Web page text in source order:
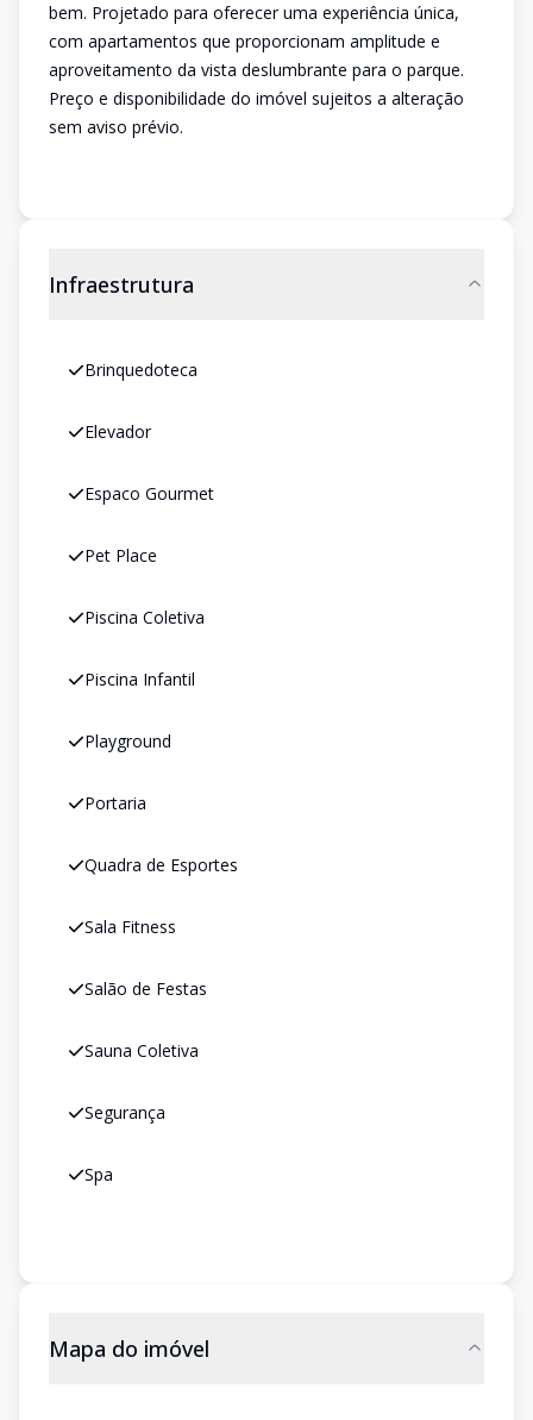
bem. Projetado para oferecer uma experiência única,
com apartamentos que proporcionam amplitude e
aproveitamento da vista deslumbrante para o parque.
Preço e disponibilidade do imóvel sujeitos a alteração
sem aviso prévio.
Infraestrutura
Brinquedoteca
Elevador
Espaco Gourmet
Pet Place
Piscina Coletiva
Piscina Infantil
Playground
Portaria
Quadra de Esportes
Sala Fitness
Salão de Festas
Sauna Coletiva
Segurança
Spa
Mapa do imóvel